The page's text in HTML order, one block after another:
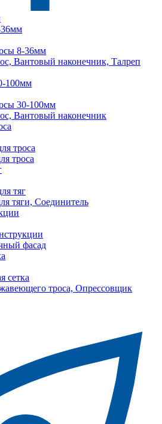
8-36мм
Вантовый наконечник, Талреп
100мм
30-100мм
Вантовый наконечник
троса
троса
тяг
тяги, Соединитель
фасад
сетка
троса, Опрессовщик